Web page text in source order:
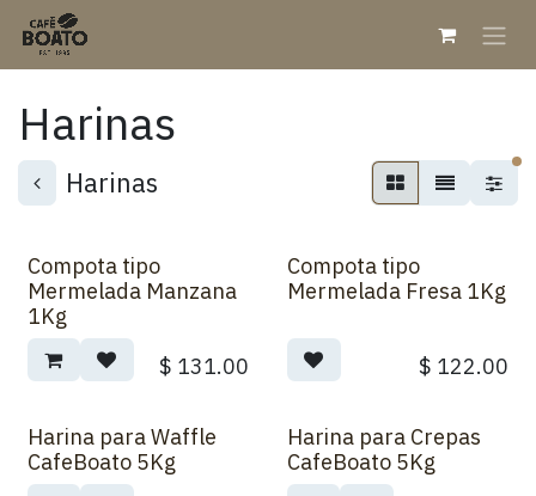
Ir al contenido
Harinas
Harinas
Compota tipo
Mermelada Manzana
1Kg
$ 131.00
Compota tipo
Mermelada Fresa 1Kg
$ 122.00
Harina para Waffle
CafeBoato 5Kg
Harina para Crepas
CafeBoato 5Kg